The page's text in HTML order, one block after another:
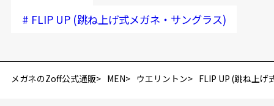
# FLIP UP (跳ね上げ式メガネ・サングラス)
メガネのZoff公式通販 MEN ウエリントン FLIP UP (跳ね上げ